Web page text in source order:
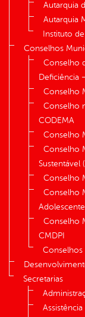
Autarquia
Autarquia
Instituto
Conselhos
Conselho
Deficiência
Conselho
Conselho
CODEMA
Conselho
Conselho
Sustentável
Conselho
Conselho
Conselho
CMDPI
Conselhos
Secretarias